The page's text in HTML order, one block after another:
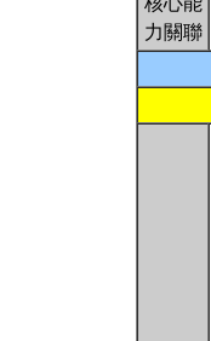
力關聯